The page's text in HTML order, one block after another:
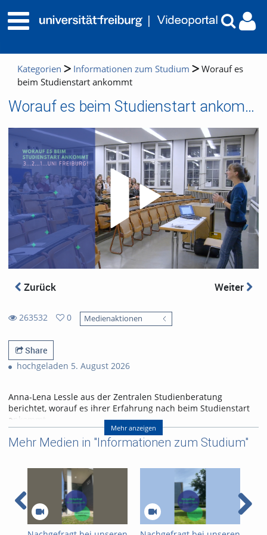
Kategorien Informationen zum Studium
Worauf es
beim Studienstart ankommt
Worauf es beim Studienstart ankommt
Zurück Weiter
263532
views
0
favorites
Medienaktionen
Share
hochgeladen 5. August 2026
Anna-Lena Lessle aus der Zentralen Studienberatung
berichtet, worauf es ihrer Erfahrung nach beim Studienstart
ankommt.
Universität Freiburg: Service Center Studium - Zentrale
Studienberatung - Projekt Fokus erstes Studienjahr
Mehr anzeigen
Mehr Medien in "Informationen zum Studium"